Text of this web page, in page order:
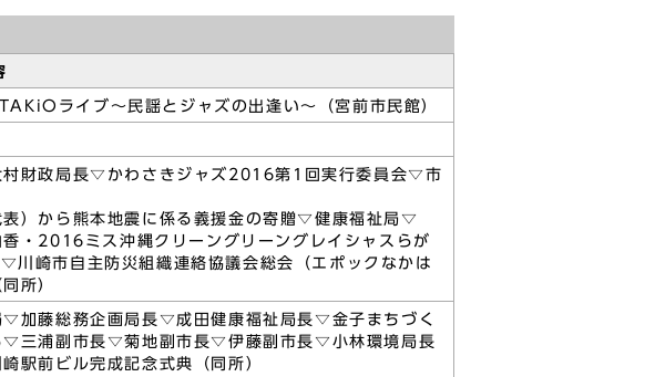
ライブ～民謡とジャズの出逢い～（宮前市民館）
財政局長▽かわさきジャズ2016第1回実行委員会▽市
）から熊本地震に係る義援金の寄贈▽健康福祉局▽
2016ミス沖縄クリーングリーングレイシャスらが
崎市自主防災組織連絡協議会総会（エポックなかは
所）
加藤総務企画局長▽成田健康福祉局長▽金子まちづく
▽三浦副市長▽菊地副市長▽伊藤副市長▽小林環境局長
駅前ビル完成記念式典（同所）